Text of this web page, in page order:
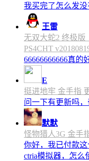
我买完了怎么发没
王雷
无双大蛇2 终极版
PS4CHT
66666666666真的
E
挺进地牢 金手指
问一下有更新吗
默默
怪物猎人3G 金手
你好，我已付款
ctria模拟器，怎么